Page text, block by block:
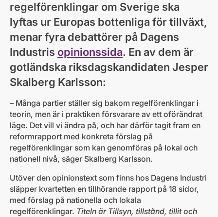
regelförenklingar om Sverige ska
lyftas ur Europas bottenliga för tillväxt,
menar fyra debattörer på Dagens
Industris opinionssida. En av dem är
gotländska riksdagskandidaten Jesper
Skalberg Karlsson:
– Många partier ställer sig bakom regelförenklingar i
teorin, men är i praktiken försvarare av ett oförändrat
läge. Det vill vi ändra på, och har därför tagit fram en
reformrapport med konkreta förslag på
regelförenklingar som kan genomföras på lokal och
nationell nivå, säger Skalberg Karlsson.
Utöver den opinionstext som finns hos Dagens Industri
släpper kvartetten en tillhörande rapport på 18 sidor,
med förslag på nationella och lokala
regelförenklingar. Titeln är Tillsyn, tillstånd, tillit och